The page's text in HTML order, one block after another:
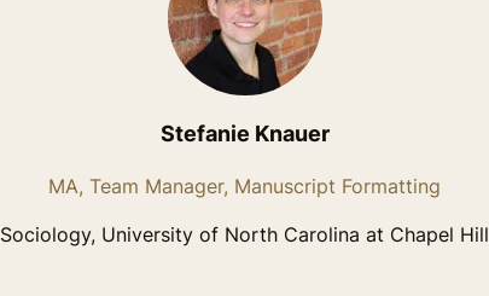
Stefanie Knauer
MA, Team Manager, Manuscript Formatting
Sociology, University of North Carolina at Chapel Hill